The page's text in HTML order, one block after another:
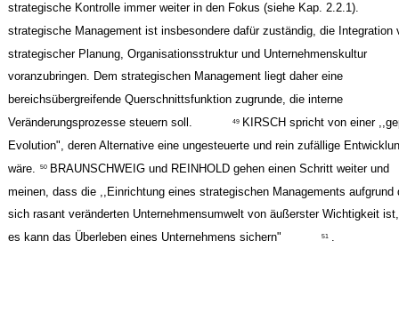
strategische Kontrolle immer weiter in den Fokus (siehe Kap. 2.2.1).
strategische Management ist insbesondere dafür zuständig, die Integration
strategischer Planung, Organisationsstruktur und Unternehmenskultur
voranzubringen. Dem strategischen Management liegt daher eine
bereichsübergreifende Querschnittsfunktion zugrunde, die interne
Veränderungsprozesse steuern soll.
49 KIRSCH spricht von einer
Evolution", deren Alternative eine ungesteuerte und rein zufällige
wäre.
50 BRAUNSCHWEIG und REINHOLD gehen einen Schritt weiter und
meinen, dass die ,,Einrichtung eines strategischen Managements aufgrund
sich rasant veränderten Unternehmensumwelt von äußerster Wichtigkeit
es kann das Überleben eines Unternehmens sichern"
51 .